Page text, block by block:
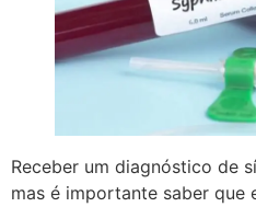
Receber um diagnóstico de
mas é importante saber que